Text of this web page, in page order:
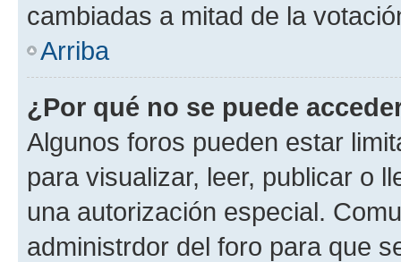
cambiadas a mitad de la
Arriba
¿Por qué no se puede
Algunos foros pueden estar
para visualizar, leer, publicar o
una autorización especial.
administrdor del foro para que